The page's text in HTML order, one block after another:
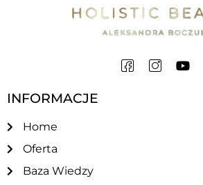
INFORMACJE
Home
Oferta
Baza Wiedzy